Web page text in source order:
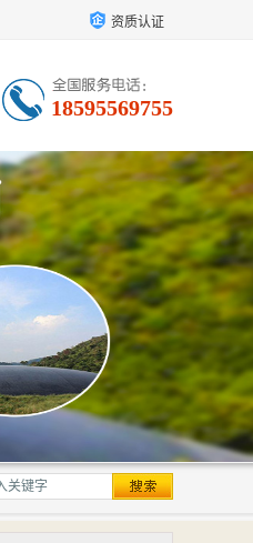
资质认证
18595569755